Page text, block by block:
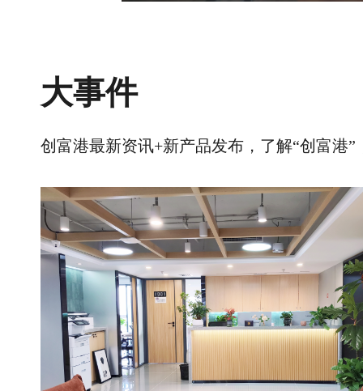
大事件
创富港最新资讯+新产品发布，了解“创富港